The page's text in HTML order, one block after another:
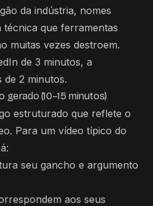
da indústria, nomes
que ferramentas
muitas vezes destroem.
de 3 minutos, a
2 minutos.
(10–15 minutos)
estruturado que reflete o
Para um vídeo típico do
seu gancho e argumento
aos seus